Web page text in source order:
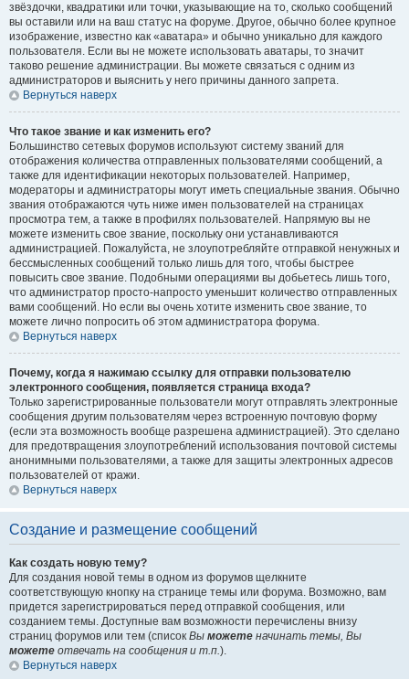
звёздочки, квадратики или точки, указывающие на то, сколько сообщений
вы оставили или на ваш статус на форуме. Другое, обычно более крупное
изображение, известно как «аватара» и обычно уникально для каждого
пользователя. Если вы не можете использовать аватары, то значит
таково решение администрации. Вы можете связаться с одним из
администраторов и выяснить у него причины данного запрета.
Вернуться наверх
Что такое звание и как изменить его?
Большинство сетевых форумов используют систему званий для
отображения количества отправленных пользователями сообщений, а
также для идентификации некоторых пользователей. Например,
модераторы и администраторы могут иметь специальные звания. Обычно
звания отображаются чуть ниже имен пользователей на страницах
просмотра тем, а также в профилях пользователей. Напрямую вы не
можете изменить свое звание, поскольку они устанавливаются
администрацией. Пожалуйста, не злоупотребляйте отправкой ненужных и
бессмысленных сообщений только лишь для того, чтобы быстрее
повысить свое звание. Подобными операциями вы добьетесь лишь того,
что администратор просто-напросто уменьшит количество отправленных
вами сообщений. Но если вы очень хотите изменить свое звание, то
можете лично попросить об этом администратора форума.
Вернуться наверх
Почему, когда я нажимаю ссылку для отправки пользователю
электронного сообщения, появляется страница входа?
Только зарегистрированные пользователи могут отправлять электронные
сообщения другим пользователям через встроенную почтовую форму
(если эта возможность вообще разрешена администрацией). Это сделано
для предотвращения злоупотреблений использования почтовой системы
анонимными пользователями, а также для защиты электронных адресов
пользователей от кражи.
Вернуться наверх
Создание и размещение сообщений
Как создать новую тему?
Для создания новой темы в одном из форумов щелкните
соответствующую кнопку на странице темы или форума. Возможно, вам
придется зарегистрироваться перед отправкой сообщения, или
созданием темы. Доступные вам возможности перечислены внизу
страниц форумов или тем (список Вы можете начинать темы, Вы
можете отвечать на сообщения и т.п.).
Вернуться наверх